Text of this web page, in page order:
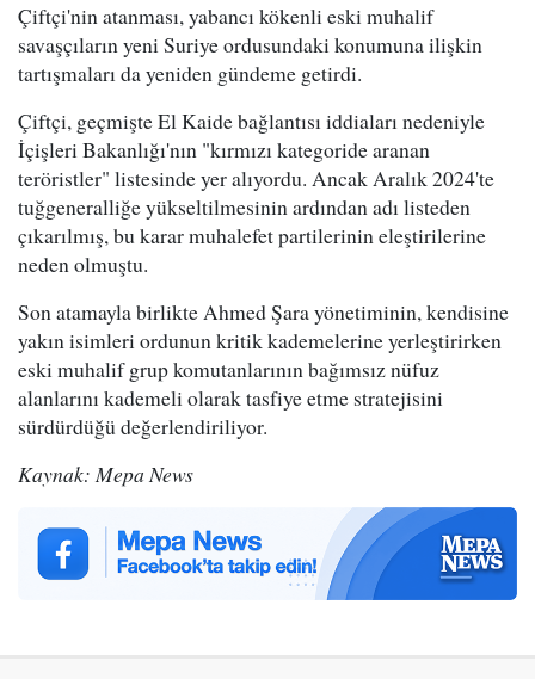
Çiftçi'nin atanması, yabancı kökenli eski muhalif
savaşçıların yeni Suriye ordusundaki konumuna ilişkin
tartışmaları da yeniden gündeme getirdi.
Çiftçi, geçmişte El Kaide bağlantısı iddiaları nedeniyle
İçişleri Bakanlığı'nın "kırmızı kategoride aranan
teröristler" listesinde yer alıyordu. Ancak Aralık 2024'te
tuğgeneralliğe yükseltilmesinin ardından adı listeden
çıkarılmış, bu karar muhalefet partilerinin eleştirilerine
neden olmuştu.
Son atamayla birlikte Ahmed Şara yönetiminin, kendisine
yakın isimleri ordunun kritik kademelerine yerleştirirken
eski muhalif grup komutanlarının bağımsız nüfuz
alanlarını kademeli olarak tasfiye etme stratejisini
sürdürdüğü değerlendiriliyor.
Kaynak: Mepa News